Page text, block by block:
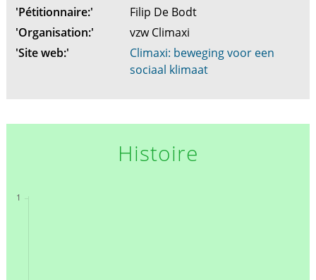
'Pétitionnaire:'
Filip De Bodt
'Organisation:'
vzw Climaxi
'Site web:'
Climaxi: beweging voor een
sociaal klimaat
Histoire